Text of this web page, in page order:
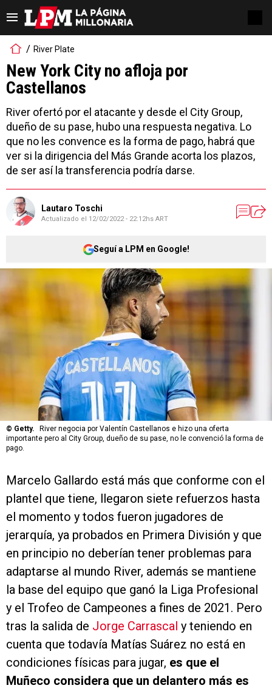
River Plate
New York City no afloja por
Castellanos
River ofertó por el atacante y desde el City Group,
dueño de su pase, hubo una respuesta negativa. Lo
que no les convence es la forma de pago, habrá que
ver si la dirigencia del Más Grande acorta los plazos,
de ser así la transferencia podría darse.
Lautaro Toschi
Actualizado el 12/02/2022 - 22:12hs ART
Seguí a LPM en Google!
© Getty.
River negocia por Valentín Castellanos e hizo una oferta
importante pero al City Group, dueño de su pase, no le convenció la forma de
pago.
Marcelo Gallardo está más que conforme con el
plantel que tiene, llegaron siete refuerzos hasta
el momento y todos fueron jugadores de
jerarquía, ya probados en Primera División y que
en principio no deberían tener problemas para
adaptarse al mundo River, además se mantiene
la base del equipo que ganó la Liga Profesional
y el Trofeo de Campeones a fines de 2021. Pero
tras la salida de Jorge Carrascal y teniendo en
cuenta que todavía Matías Suárez no está en
condiciones físicas para jugar, es que el
Muñeco considera que un delantero más es